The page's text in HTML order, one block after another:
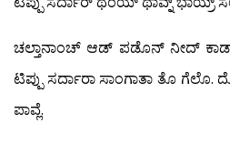
ಚಲ್ತಾನಾಂಚ್ ಆಡ್ ಪಡೊನ್ ನೀದ್
ಟಿಪ್ಪು ಸರ್ದಾರಾ ಸಾಂಗಾತಾ ತೊ
ಪಾವ್ಲೆ.